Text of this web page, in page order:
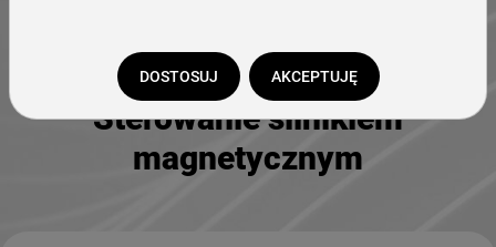
Sterowanie silnikiem
magnetycznym
DOSTOSUJ AKCEPTUJĘ